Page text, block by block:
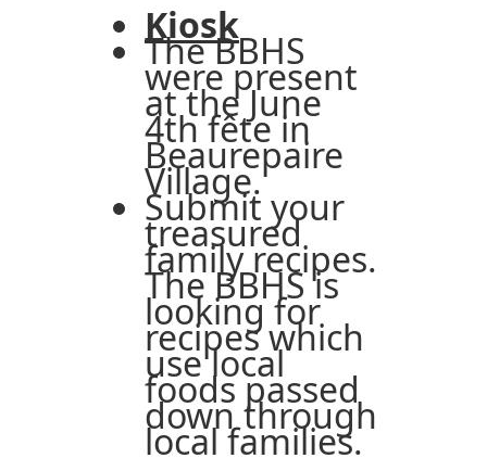
Kiosk
The BBHS
were present
at the June
4th fête in
Beaurepaire
Village.
Submit your
treasured
family recipes.
The BBHS is
looking for
recipes which
use local
foods passed
down through
local families.